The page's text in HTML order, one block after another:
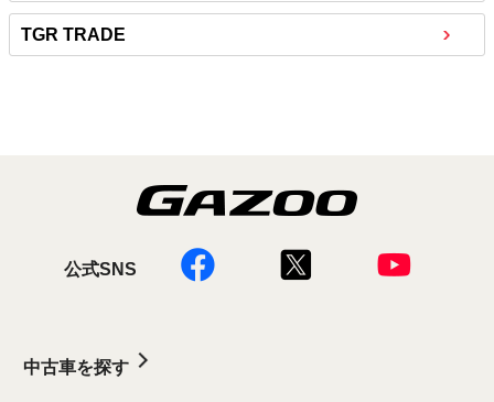
TGR TRADE
公式SNS
中古車を探す